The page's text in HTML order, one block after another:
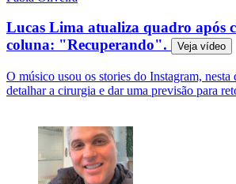
Lucas Lima atualiza quadro após
coluna: "Recuperando".
Veja vídeo
O músico usou os stories do Instagram,
detalhar a cirurgia e dar uma previsão para